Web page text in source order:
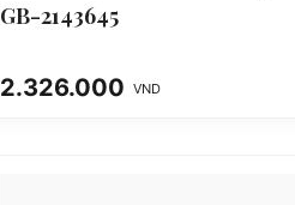
GB-2143645
2.326.000 VND